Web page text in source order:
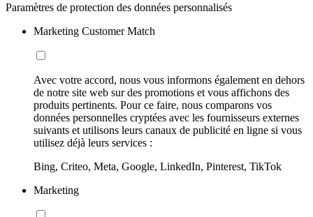
Paramètres de protection des données personnalisés
Marketing Customer Match
Avec votre accord, nous vous informons également en dehors
de notre site web sur des promotions et vous affichons des
produits pertinents. Pour ce faire, nous comparons vos
données personnelles cryptées avec les fournisseurs externes
suivants et utilisons leurs canaux de publicité en ligne si vous
utilisez déjà leurs services :
Bing, Criteo, Meta, Google, LinkedIn, Pinterest, TikTok
Marketing